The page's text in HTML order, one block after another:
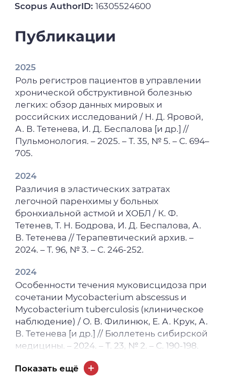
Scopus AuthorID:16305524600
Публикации
2025
Роль регистров пациентов в управлении
хронической обструктивной болезнью
легких: обзор данных мировых и
российских исследований / Н. Д. Яровой,
А. В. Тетенева, И. Д. Беспалова [и др.] //
Пульмонология. – 2025. – Т. 35, № 5. – С. 694–
705.
2024
Различия в эластических затратах
легочной паренхимы у больных
бронхиальной астмой и ХОБЛ / К. Ф.
Тетенев, Т. Н. Бодрова, И. Д. Беспалова, А.
В. Тетенева // Терапевтический архив. –
2024. – Т. 96, № 3. – С. 246-252.
2024
Особенности течения муковисцидоза при
сочетании Mycobacterium abscessus и
Mycobacterium tuberculosis (клиническое
наблюдение) / О. В. Филинюк, Е. А. Крук, А.
В. Тетенева [и др.] // Бюллетень сибирской
медицины. – 2024. – Т. 23, № 2. – С. 190-198.
2024
Показать ещё